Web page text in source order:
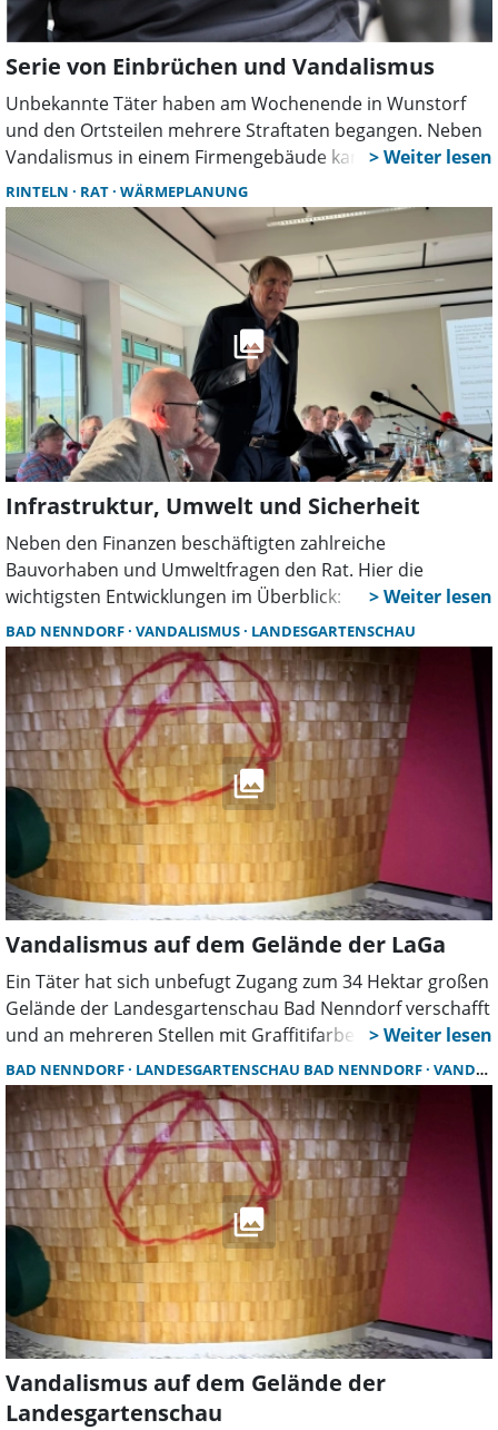
Serie von Einbrüchen und Vandalismus
Unbekannte Täter haben am Wochenende in Wunstorf
und den Ortsteilen mehrere Straftaten begangen. Neben
Vandalismus in einem Firmengebäude kam es zu
Einbrüchen, Einbruchsversuchen und verdächtigen
Beobachtungen. Die Polizei bittet in allen Fällen um
Zeugenhinweise.
RINTELN RAT WÄRMEPLANUNG
Infrastruktur, Umwelt und Sicherheit
Neben den Finanzen beschäftigten zahlreiche
Bauvorhaben und Umweltfragen den Rat. Hier die
wichtigsten Entwicklungen im Überblick:
BAD NENNDORF VANDALISMUS LANDESGARTENSCHAU
Vandalismus auf dem Gelände der LaGa
Ein Täter hat sich unbefugt Zugang zum 34 Hektar großen
Gelände der Landesgartenschau Bad Nenndorf verschafft
und an mehreren Stellen mit Graffitifarbe
Beschädigungen herbeigeführt. Der Sicherheitsdienst
konnte die Person auf dem Gelände stellen und der
Polizei übergeben.
BAD NENNDORF LANDESGARTENSCHAU BAD NENNDORF VANDALISMUS
Vandalismus auf dem Gelände der
Landesgartenschau